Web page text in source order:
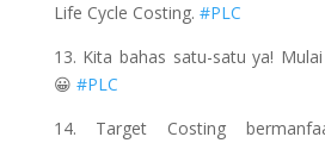
Life Cycle Costing. #PLC
13. Kita bahas satu-satu ya!
😀 #PLC
14. Target Costing